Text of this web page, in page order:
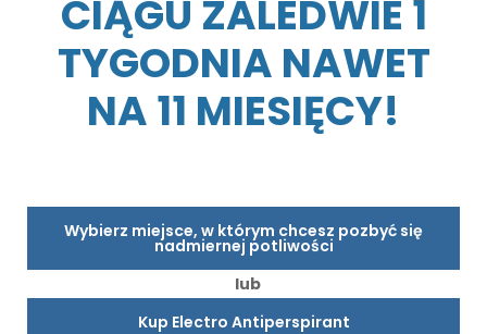
CIĄGU ZALEDWIE 1
TYGODNIA NAWET
NA 11 MIESIĘCY!
Wybierz miejsce, w którym chcesz pozbyć się
nadmiernej potliwości
lub
Kup Electro Antiperspirant